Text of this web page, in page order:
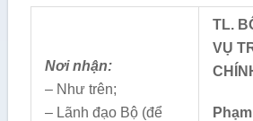
Nơi nhận:
– Như trên;
– Lãnh đạo Bộ (để
TL.
VỤ